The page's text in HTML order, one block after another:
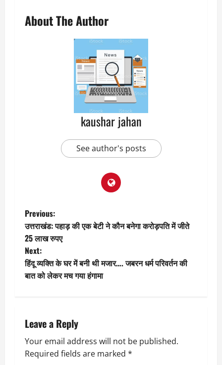
About The Author
kaushar jahan
See author's posts
P
o
s
t
a
v
Previous:
उत्तराखंड: पहाड़ की एक बेटी ने कौन बनेगा करोड़पति में जीते
25 लाख रुपए
Next:
हिंदू व्यक्ति के घर में बनी थी मजार…. जबरन धर्म परिवर्तन की
बात को लेकर मच गया हंगामा
Leave a Reply
Your email address will not be published.
Required fields are marked *